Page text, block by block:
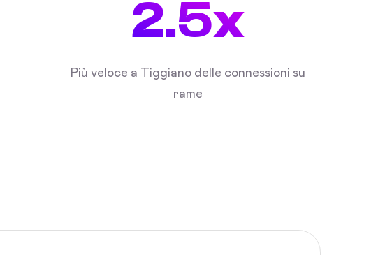
2.5x
Più veloce a Tiggiano delle connessioni su
rame